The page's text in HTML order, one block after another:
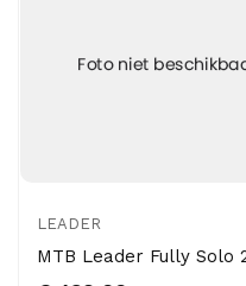
LEADER
MTB Leader Fully Solo